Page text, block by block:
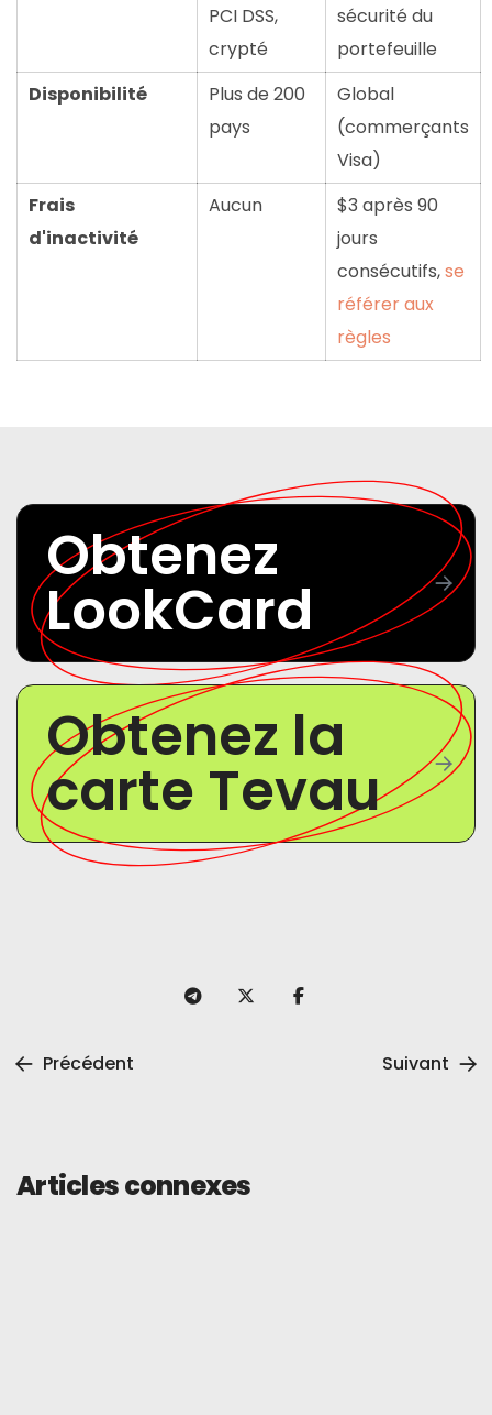
PCI DSS,
crypté
sécurité du
portefeuille
Disponibilité
Plus de 200
pays
Global
(commerçants
Visa)
Frais
d'inactivité
Aucun
$3 après 90
jours
consécutifs,se
référer aux
règles
Obtenez
LookCard
Obtenez la
carte Tevau
Précédent Suivant
Articles connexes